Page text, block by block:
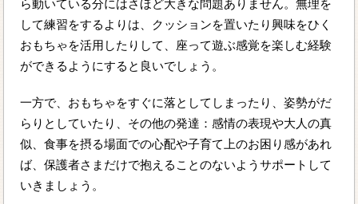
ら動いている分にはさほど大きな問題ありません。無理を
して練習をするよりは、クッションを置いたり興味をひく
おもちゃを活用したりして、座って遊ぶ感覚を楽しむ経験
ができるようにすると良いでしょう。
一方で、おもちゃをすぐに落としてしまったり、姿勢がだ
らりとしていたり、その他の発達：感情の表現や大人の真
似、食事を摂る場面での心配や子育て上のお困り感があれ
ば、保護者さまだけで抱えることのないようサポートして
いきましょう。